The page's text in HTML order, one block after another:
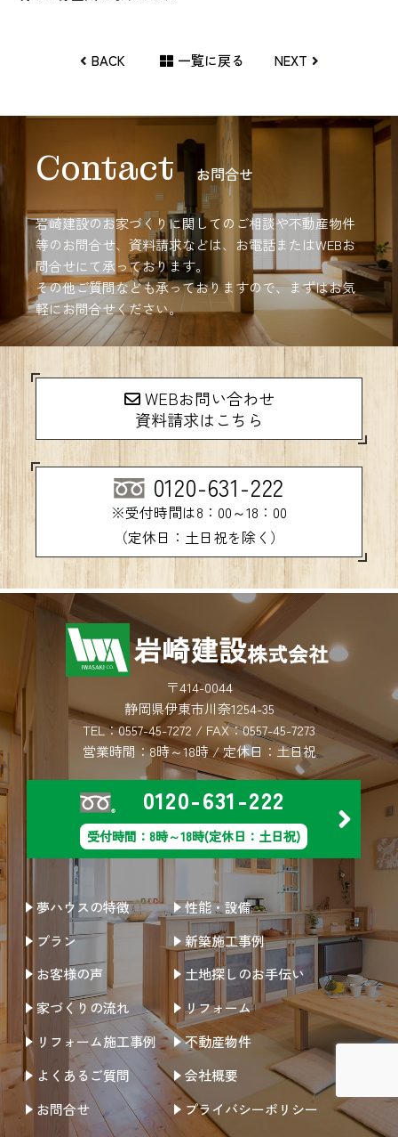
BACK 一覧に戻る NEXT
Contact お問合せ
岩崎建設のお家づくりに関してのご相談や不動産物件
等のお問合せ、資料請求などは、お電話またはWEBお
問合せにて承っております。
その他ご質問なども承っておりますので、まずはお気
軽にお問合せください。
WEBお問い合わせ
資料請求はこちら
0120-631-222
※受付時間は8：00～18：00
（定休日：土日祝を除く）
〒414-0044
静岡県伊東市川奈1254-35
TEL：0557-45-7272 / FAX：0557-45-7273
営業時間：8時～18時 / 定休日：土日祝
0120-631-222
受付時間：8時～18時(定休日：土日祝)
夢ハウスの特徴
性能・設備
プラン
新築施工事例
お客様の声
土地探しのお手伝い
家づくりの流れ
リフォーム
リフォーム施工事例
不動産物件
よくあるご質問
会社概要
お問合せ
プライバシーポリシー